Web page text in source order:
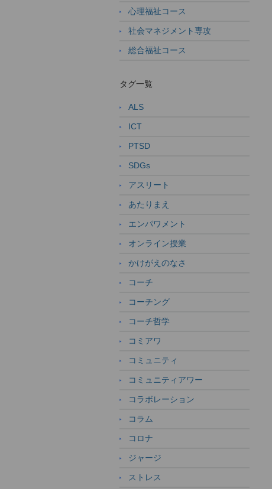
心理福祉コース
社会マネジメント専攻
総合福祉コース
タグ一覧
ALS
ICT
PTSD
SDGs
アスリート
あたりまえ
エンパワメント
オンライン授業
かけがえのなさ
コーチ
コーチング
コーチ哲学
コミアワ
コミュニティ
コミュニティアワー
コラボレーション
コラム
コロナ
ジャージ
ストレス